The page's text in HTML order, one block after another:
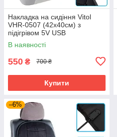
Накладка на сидіння Vitol
VHR-0507 (42х40см) з
підігрівом 5V USB
В наявності
550 ₴ 700 ₴
Купити
–6%